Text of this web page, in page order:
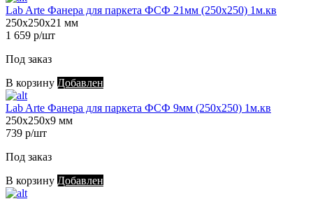
Lab Arte Фанера для паркета ФСФ 21мм (250х250) 1м.кв
250х250х21 мм
1 659 р/шт
Под заказ
В корзину Добавлен
Lab Arte Фанера для паркета ФСФ 9мм (250х250) 1м.кв
250х250х9 мм
739 р/шт
Под заказ
В корзину Добавлен